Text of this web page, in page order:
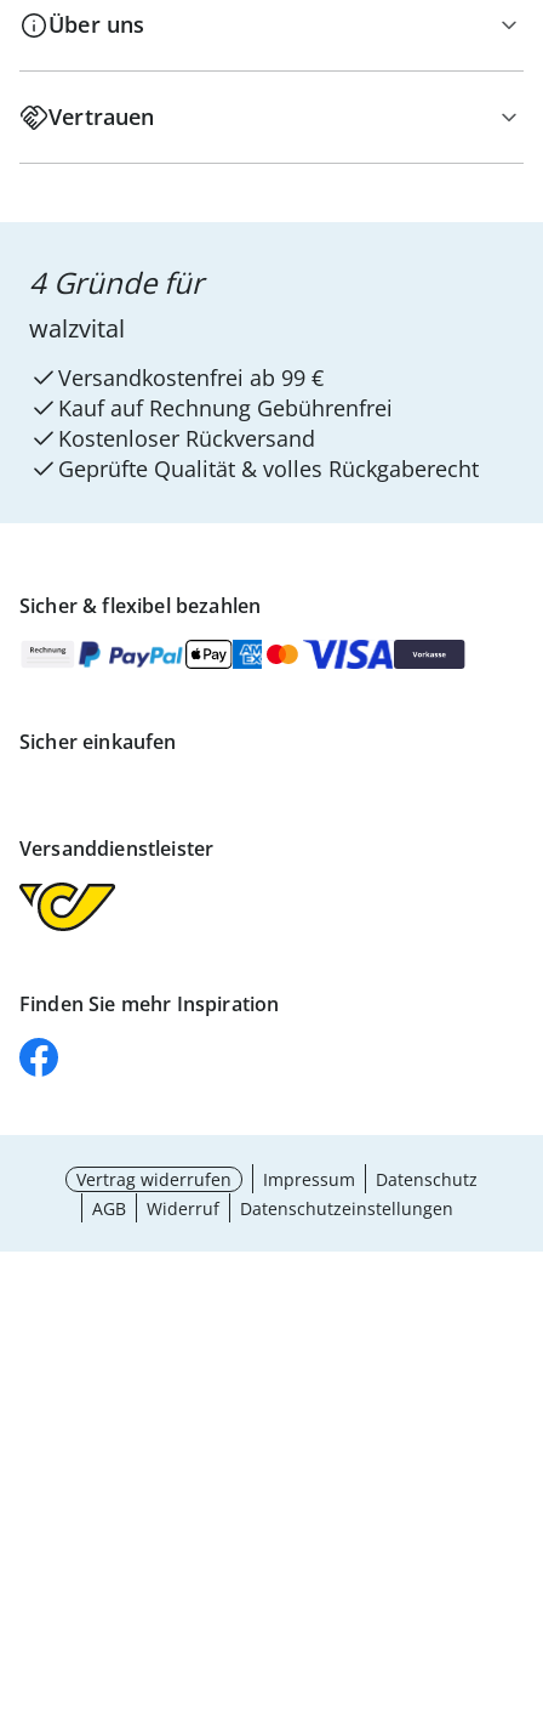
Über uns
Vertrauen
Sicher & flexibel bezahlen
Sicher einkaufen
Versanddienstleister
Finden Sie mehr Inspiration
4 Gründe für
walzvital
Versandkostenfrei ab 99 €
Kauf auf Rechnung Gebührenfrei
Kostenloser Rückversand
Geprüfte Qualität & volles Rückgaberecht
Vertrag widerrufen Impressum
Datenschutz
AGB
Widerruf Datenschutzeinstellungen